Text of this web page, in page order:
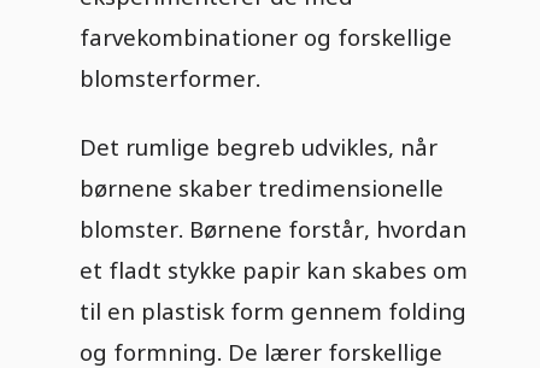
farvekombinationer og forskellige
blomsterformer.
Det rumlige begreb udvikles, når
børnene skaber tredimensionelle
blomster. Børnene forstår, hvordan
et fladt stykke papir kan skabes om
til en plastisk form gennem folding
og formning. De lærer forskellige